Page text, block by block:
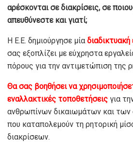
αρέσκονται σε διακρίσεις, σε
απευθύνεστε και γιατί;
Η Ε.Ε. δημιούργησε μία διαδικτυακή
σας εξοπλίζει με εύχρηστα
πόρους για την αντιμετώπιση της
Θα σας βοηθήσει να
εναλλακτικές τοποθετήσεις για
ανθρωπίνων δικαιωμάτων και
που καταπολεμούν τη ρητορική
διακρίσεων.